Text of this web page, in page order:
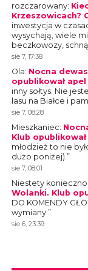
rozczarowany:
Krzeszowicach?
inwestycja w
wysychają, wiele
beczkowozy,
sie 7, 17:38
Ola: Nocna
opublikował
inny sołtys. Nie
lasu na Białce i
sie 7, 08:28
Mieszkaniec:
Klub
młodzież to nie
dużo poniżej). ”
sie 7, 08:01
Niestety
Wolanki. Klub
DO KOMENDY
wymiany. ”
sie 6, 23:39